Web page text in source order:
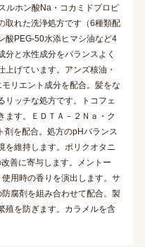
ルホン酸Na・コカミドプロピ
取れた洗浄処方です（6種類配
酸PEG-50水添ヒマシ油など4
分と水性成分をバランスよく
げています。アンズ核油・
リエント成分を配合。髪をな
リッチな処方です。トコフェ
ます。ＥＤＴＡ－２Ｎａ・ク
剤を配合。処方のpHバランス
を維持します。ポリクオタニ
善に寄与します。メントー
用時の香りを演出します。サ
腐剤を組み合わせて配合。製
殖を防ぎます。カラメルを含